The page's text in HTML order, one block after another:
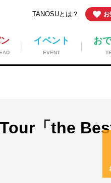
お
TANOSUとは？
お
イベント
EVENT
「the